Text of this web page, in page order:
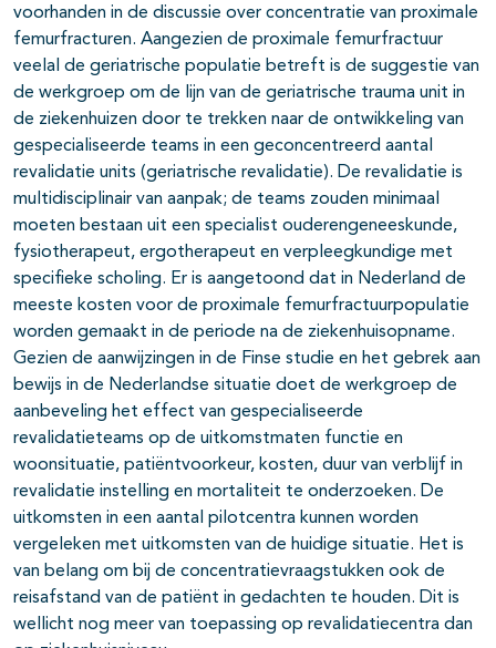
voorhanden in de discussie over concentratie van proximale
femurfracturen. Aangezien de proximale femurfractuur
veelal de geriatrische populatie betreft is de suggestie van
de werkgroep om de lijn van de geriatrische trauma unit in
de ziekenhuizen door te trekken naar de ontwikkeling van
gespecialiseerde teams in een geconcentreerd aantal
revalidatie units (geriatrische revalidatie). De revalidatie is
multidisciplinair van aanpak; de teams zouden minimaal
moeten bestaan uit een specialist ouderengeneeskunde,
fysiotherapeut, ergotherapeut en verpleegkundige met
specifieke scholing. Er is aangetoond dat in Nederland de
meeste kosten voor de proximale femurfractuurpopulatie
worden gemaakt in de periode na de ziekenhuisopname.
Gezien de aanwijzingen in de Finse studie en het gebrek aan
bewijs in de Nederlandse situatie doet de werkgroep de
aanbeveling het effect van gespecialiseerde
revalidatieteams op de uitkomstmaten functie en
woonsituatie, patiëntvoorkeur, kosten, duur van verblijf in
revalidatie instelling en mortaliteit te onderzoeken. De
uitkomsten in een aantal pilotcentra kunnen worden
vergeleken met uitkomsten van de huidige situatie. Het is
van belang om bij de concentratievraagstukken ook de
reisafstand van de patiënt in gedachten te houden. Dit is
wellicht nog meer van toepassing op revalidatiecentra dan